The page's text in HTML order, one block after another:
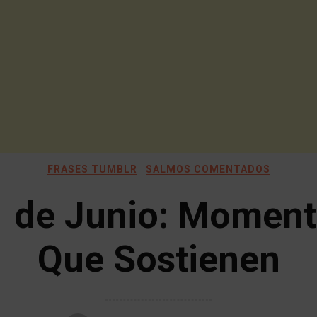
FRASES TUMBLR SALMOS COMENTADOS
de Junio:
Que Sostienen